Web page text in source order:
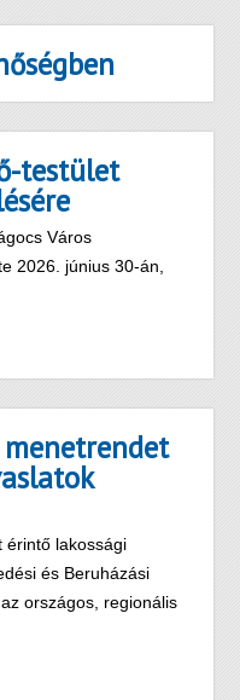
testület
Város
2026. június 30-án,
érintő lakossági
és Beruházási
országos, regionális